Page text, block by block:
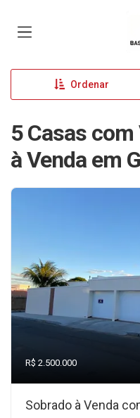
Ordenar
5 Casas
à Venda em
R$ 2.500.000
Sobrado à Venda